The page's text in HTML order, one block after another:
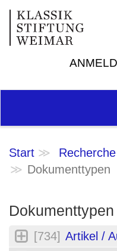
Start Recherche
Dokumenttypen
Dokumenttypen
[734] Artikel /